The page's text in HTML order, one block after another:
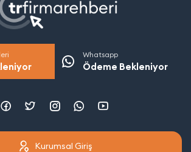
Whatsapp
Ödeme Bekleniyor
Kurumsal Giriş